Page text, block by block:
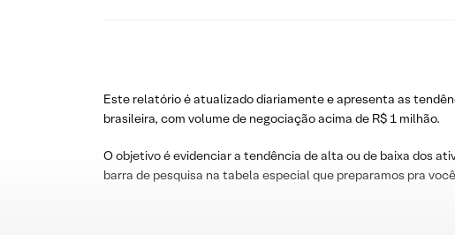
Este relatório é atualizado diariamente e apresenta as
brasileira, com volume de negociação acima de R$ 1 milhão.
O objetivo é evidenciar a tendência de alta ou de baixa dos
barra de pesquisa na tabela especial que preparamos pra